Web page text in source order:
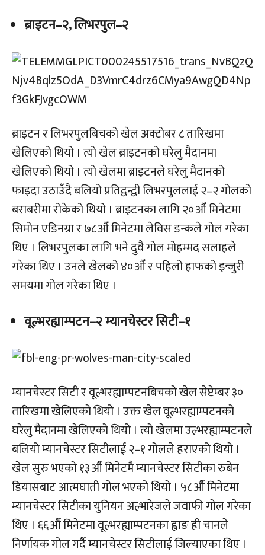
ब्राइटन–२, लिभरपुल–२
ब्राइटन र लिभरपुलबिचको खेल अक्टोबर ८ तारिखमा
खेलिएको थियो । त्यो खेल ब्राइटनको घरेलु मैदानमा
खेलिएको थियो । त्यो खेलमा ब्राइटनले घरेलु मैदानको
फाइदा उठाउँदै बलियो प्रतिद्वन्द्वी लिभरपुललाई २–२ गोलको
बराबरीमा रोकेको थियो । ब्राइटनका लागि २०औँ मिनेटमा
सिमोन एडिनग्रा र ७८औँ मिनेटमा लेविस डन्कले गोल गरेका
थिए । लिभरपुलका लागि भने दुवै गोल मोहम्मद सलाहले
गरेका थिए । उनले खेलको ४०औँ र पहिलो हाफको इन्जुरी
समयमा गोल गरेका थिए ।
वूल्भरह्याम्पटन–२ म्यानचेस्टर सिटी–१
म्यानचेस्टर सिटी र वूल्भरह्याम्पटनबिचको खेल सेप्टेम्बर ३०
तारिखमा खेलिएको थियो । उक्त खेल वूल्भरह्याम्पटनको
घरेलु मैदानमा खेलिएको थियो । त्यो खेलमा उल्भरह्याम्पटनले
बलियो म्यानचेस्टर सिटीलाई २–१ गोलले हराएको थियो ।
खेल सुरु भएको १३औँ मिनेटमै म्यानचेस्टर सिटीका रुबेन
डियासबाट आत्मघाती गोल भएको थियो । ५८औँ मिनेटमा
म्यानचेस्टर सिटीका युनियन अल्भारेजले जवाफी गोल गरेका
थिए । ६६औँ मिनेटमा वूल्भरह्याम्पटनका ह्वाङ ही चानले
निर्णायक गोल गर्दै म्यानचेस्टर सिटीलाई जिल्याएका थिए ।